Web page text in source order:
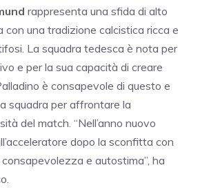
rappresenta una sfida di alto
con una tradizione calcistica ricca e
La squadra tedesca è nota per
e per la sua capacità di creare
è consapevole di questo e
squadra per affrontare la
del match. “Nell’anno nuovo
dopo la sconfitta con
consapevolezza e autostima”, ha